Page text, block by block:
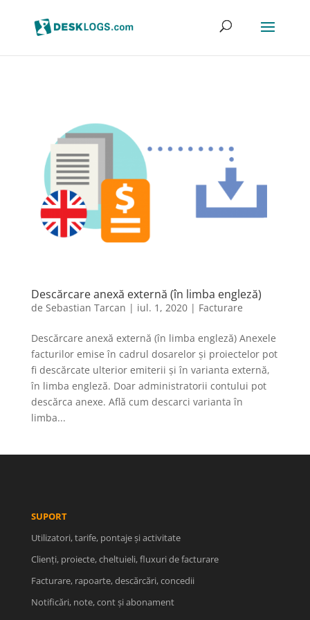
Descărcare anexă externă (în limba engleză)
de Sebastian Tarcan | iul. 1, 2020| Facturare
Descărcare anexă externă (în limba engleză) Anexele
facturilor emise în cadrul dosarelor și proiectelor pot
fi descărcate ulterior emiterii și în varianta externă,
în limba engleză. Doar administratorii contului pot
descărca anexe. Află cum descarci varianta în
limba...
SUPORT
Utilizatori, tarife, pontaje și activitate
Clienți, proiecte, cheltuieli, fluxuri de facturare
Facturare, rapoarte, descărcări, concedii
Notificări, note, cont și abonament